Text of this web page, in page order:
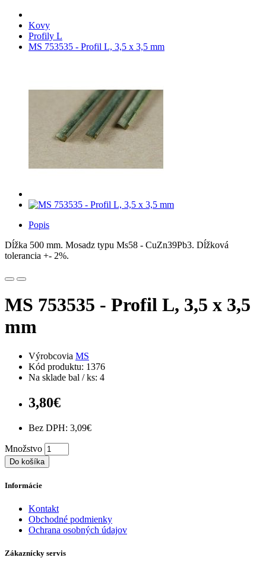
Kovy
Profily L
MS 753535 - Profil L, 3,5 x 3,5 mm
Popis
Dĺžka 500 mm. Mosadz typu Ms58 - CuZn39Pb3. Dĺžková
tolerancia +- 2%.
MS 753535 - Profil L, 3,5 x 3,5
mm
Výrobcovia MS
Kód produktu: 1376
Na sklade bal / ks: 4
3,80€
Bez DPH: 3,09€
Množstvo
Do košíka
Informácie
Kontakt
Obchodné podmienky
Ochrana osobných údajov
Zákaznícky servis